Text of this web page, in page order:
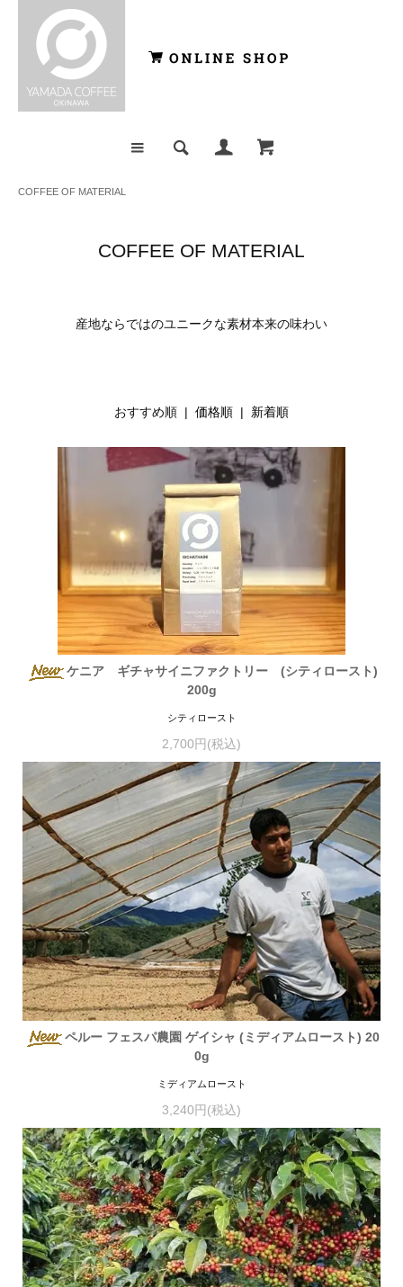
COFFEE OF MATERIAL
COFFEE OF MATERIAL
産地ならではのユニークな素材本来の味わい
おすすめ順 | 価格順 | 新着順
ケニア ギチャサイニファクトリー (シティロースト)
200g
シティロースト
2,700円(税込)
ペルー フェスパ農園 ゲイシャ (ミディアムロースト) 20
0g
ミディアムロースト
3,240円(税込)